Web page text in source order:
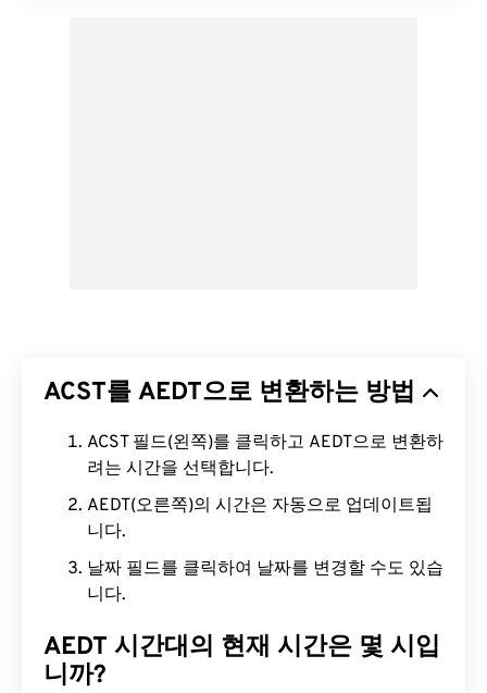
ACST를 AEDT으로 변환하는 방법
ACST 필드(왼쪽)를 클릭하고 AEDT으로 변환하
려는 시간을 선택합니다.
AEDT(오른쪽)의 시간은 자동으로 업데이트됩
니다.
날짜 필드를 클릭하여 날짜를 변경할 수도 있습
니다.
AEDT 시간대의 현재 시간은 몇 시입
니까?